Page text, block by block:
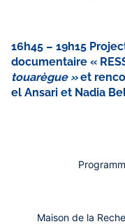
16h45 – 19h15
documentaire «
touarègue »et
el Ansari et Nadia
Maison de la